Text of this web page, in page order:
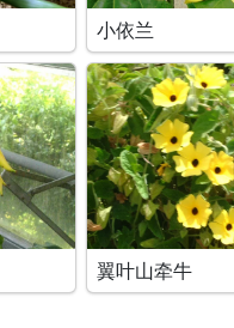
小依兰
翼叶山牵牛